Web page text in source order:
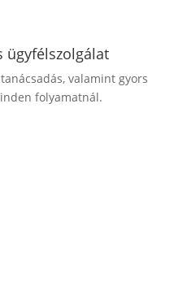
ügyfélszolgálat
valamint gyors
folyamatnál.